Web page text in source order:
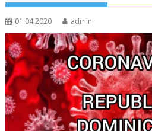
01.04.2020 admin